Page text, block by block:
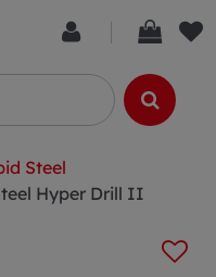
Steel
Hyper Drill II